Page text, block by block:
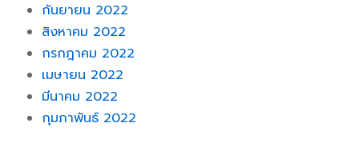
กันยายน 2022
สิงหาคม 2022
กรกฎาคม 2022
เมษายน 2022
มีนาคม 2022
กุมภาพันธ์ 2022